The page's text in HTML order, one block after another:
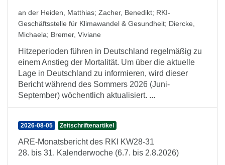
an der Heiden, Matthias; Zacher, Benedikt; RKI-
Geschäftsstelle für Klimawandel & Gesundheit; Diercke,
Michaela; Bremer, Viviane
Hitzeperioden führen in Deutschland regelmäßig zu
einem Anstieg der Mortalität. Um über die aktuelle
Lage in Deutschland zu informieren, wird dieser
Bericht während des Sommers 2026 (Juni-
September) wöchentlich aktualisiert. ...
2026-08-05 Zeitschriftenartikel
ARE-Monatsbericht des RKI KW28-31
28. bis 31. Kalenderwoche (6.7. bis 2.8.2026)